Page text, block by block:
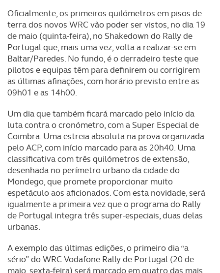
Oficialmente, os primeiros quilómetros em pisos de
terra dos novos WRC vão poder ser vistos, no dia 19
de maio (quinta-feira), no Shakedown do Rally de
Portugal que, mais uma vez, volta a realizar-se em
Baltar/Paredes. No fundo, é o derradeiro teste que
pilotos e equipas têm para definirem ou corrigirem
as últimas afinações, com horário previsto entre as
09h01 e as 14h00.
Um dia que também ficará marcado pelo início da
luta contra o cronómetro, com a Super Especial de
Coimbra. Uma estreia absoluta na prova organizada
pelo ACP, com início marcado para as 20h40. Uma
classificativa com três quilómetros de extensão,
desenhada no perímetro urbano da cidade do
Mondego, que promete proporcionar muito
espetáculo aos aficionados. Com esta novidade, será
igualmente a primeira vez que o programa do Rally
de Portugal integra três super-especiais, duas delas
urbanas.
A exemplo das últimas edições, o primeiro dia “a
sério” do WRC Vodafone Rally de Portugal (20 de
maio, sexta-feira) será marcado em quatro das mais